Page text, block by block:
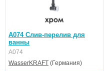
A074 Слив-перелив для
ванны
A074
WasserKRAFT (Германия)